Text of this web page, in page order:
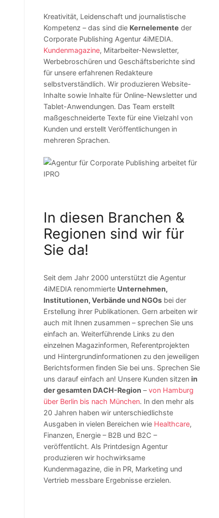
Kreativität, Leidenschaft und journalistische
Kompetenz – das sind die Kernelemente der
Corporate Publishing Agentur 4iMEDIA.
Kundenmagazine, Mitarbeiter-Newsletter,
Werbebroschüren und Geschäftsberichte sind
für unsere erfahrenen Redakteure
selbstverständlich. Wir produzieren Website-
Inhalte sowie Inhalte für Online-Newsletter und
Tablet-Anwendungen. Das Team erstellt
maßgeschneiderte Texte für eine Vielzahl von
Kunden und erstellt Veröffentlichungen in
mehreren Sprachen.
In diesen Branchen &
Regionen sind wir für
Sie da!
Seit dem Jahr 2000 unterstützt die Agentur
4iMEDIA renommierte Unternehmen,
Institutionen, Verbände und NGOsbei der
Erstellung ihrer Publikationen. Gern arbeiten wir
auch mit Ihnen zusammen – sprechen Sie uns
einfach an. Weiterführende Links zu den
einzelnen Magazinformen, Referentprojekten
und Hintergrundinformationen zu den jeweiligen
Berichtsformen finden Sie bei uns. Sprechen Sie
uns darauf einfach an! Unsere Kunden sitzen in
der gesamten DACH-Region –von Hamburg
über Berlin bis nach München. In den mehr als
20 Jahren haben wir unterschiedlichste
Ausgaben in vielen Bereichen wie Healthcare,
Finanzen, Energie – B2B und B2C –
veröffentlicht. Als Printdesign Agentur
produzieren wir hochwirksame
Kundenmagazine, die in PR, Marketing und
Vertrieb messbare Ergebnisse erzielen.